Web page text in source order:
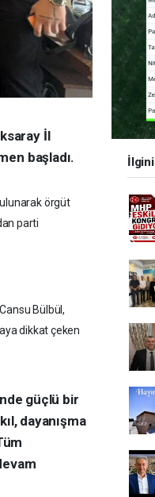
İl
başladı.
örgüt
parti
Bülbül,
dikkat çeken
güçlü bir
dayanışma